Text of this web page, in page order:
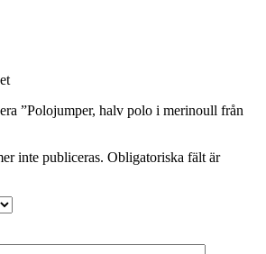
”Polojumper, halv polo i merinoull från
inte publiceras. Obligatoriska fält är